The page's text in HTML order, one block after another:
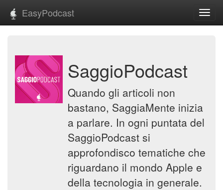
EasyPodcast
SaggioPodcast
Quando gli articoli non
bastano, SaggiaMente inizia
a parlare. In ogni puntata del
SaggioPodcast si
approfondisco tematiche che
riguardano il mondo Apple e
della tecnologia in generale.